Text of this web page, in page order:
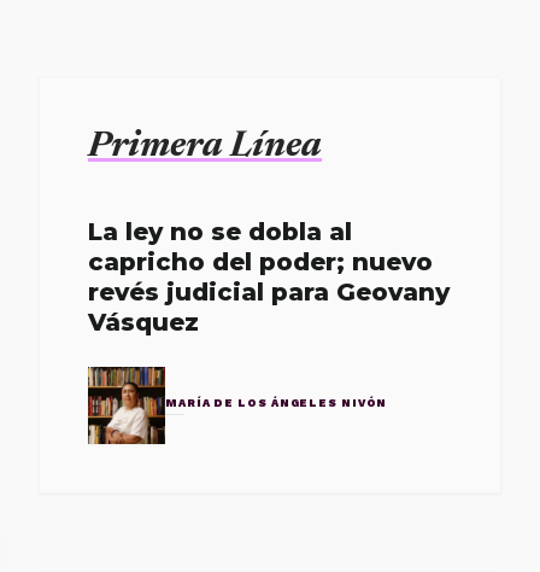
Primera Línea
La ley no se dobla al
capricho del poder; nuevo
revés judicial para Geovany
Vásquez
MARÍA DE LOS ÁNGELES NIVÓN